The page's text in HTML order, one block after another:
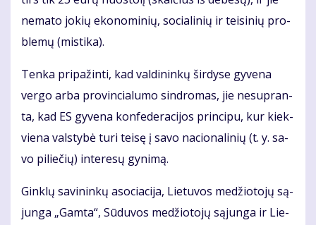
ne­ma­to jo­kių eko­no­mi­nių, so­cia­li­nių ir tei­si­nių pro­
ble­mų (mis­ti­ka).
Ten­ka pri­pa­žin­ti, kad val­di­nin­kų šir­dy­se gy­ve­na
ver­go ar­ba pro­vin­cia­lu­mo sin­dro­mas, jie ne­su­pran­
ta, kad ES gy­ve­na kon­fe­de­ra­ci­jos prin­ci­pu, kur kiek­
vie­na vals­ty­bė tu­ri tei­sę į sa­vo na­cio­na­li­nių (t. y. sa­
vo pi­lie­čių) in­te­re­sų gy­ni­mą.
Gin­klų sa­vi­nin­kų aso­cia­ci­ja, Lie­tu­vos me­džio­to­jų są­
jun­ga „Gam­ta“, Sū­du­vos me­džio­to­jų są­jun­ga ir Lie­